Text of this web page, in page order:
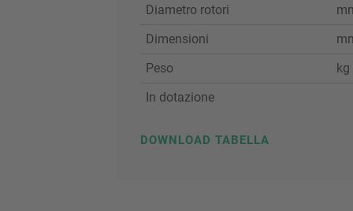
Diametro rotori
Dimensioni
Peso
kg
In dotazione
DOWNLOAD TABELLA